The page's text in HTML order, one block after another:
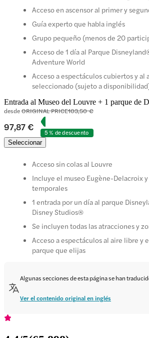
Acceso en ascensor al primer y
Guía experto que habla inglés
Grupo pequeño (menos de 20
Acceso de 1 día al Parque
Adventure World
Acceso a espectáculos cubiertos y al
seleccionado (sujeto a
Entrada al Museo del Louvre + 1 parque de
desdeORIGINAL PRICE103,50 €
97,87 €
5 % de descuento
Seleccionar
Acceso sin colas al Louvre
Incluye el museo Eugène-Delacroix
temporales
1 entrada por un día al parque
Disney Studios®
Se incluyen todas las atracciones y
Acceso a espectáculos al aire libre y
parque que elijas
Algunas secciones de esta página se han
Ver el contenido original en inglés